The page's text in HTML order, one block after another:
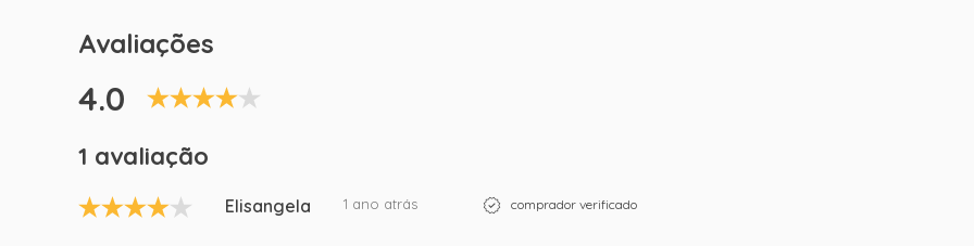
Avaliações
4.0
1 avaliação
Elisangela 1 ano atrás comprador verificado